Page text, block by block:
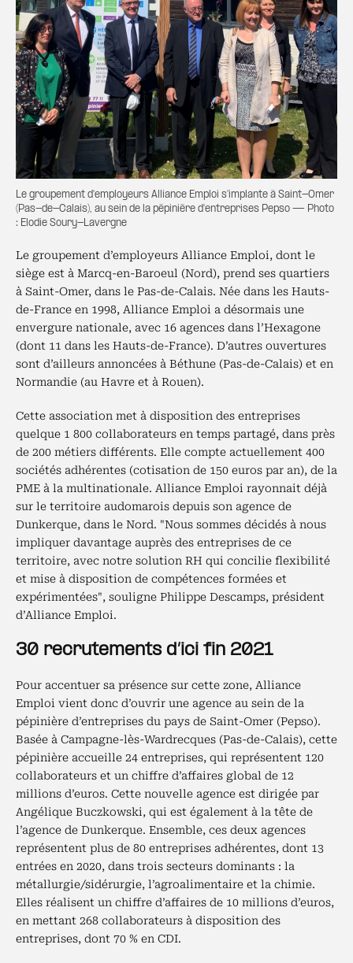
Le groupement d'employeurs Alliance Emploi s'implante à Saint-Omer
(Pas-de-Calais), au sein de la pépinière d'entreprises Pepso — Photo
: Elodie Soury-Lavergne
Le groupement d’employeurs Alliance Emploi, dont le
siège est à Marcq-en-Baroeul (Nord), prend ses quartiers
à Saint-Omer, dans le Pas-de-Calais. Née dans les Hauts-
de-France en 1998, Alliance Emploi a désormais une
envergure nationale, avec 16 agences dans l’Hexagone
(dont 11 dans les Hauts-de-France). D’autres ouvertures
sont d’ailleurs annoncées à Béthune (Pas-de-Calais) et en
Normandie (au Havre et à Rouen).
Cette association met à disposition des entreprises
quelque 1 800 collaborateurs en temps partagé, dans près
de 200 métiers différents. Elle compte actuellement 400
sociétés adhérentes (cotisation de 150 euros par an), de la
PME à la multinationale. Alliance Emploi rayonnait déjà
sur le territoire audomarois depuis son agence de
Dunkerque, dans le Nord. "Nous sommes décidés à nous
impliquer davantage auprès des entreprises de ce
territoire, avec notre solution RH qui concilie flexibilité
et mise à disposition de compétences formées et
expérimentées", souligne Philippe Descamps, président
d’Alliance Emploi.
30 recrutements d’ici fin 2021
Pour accentuer sa présence sur cette zone, Alliance
Emploi vient donc d’ouvrir une agence au sein de la
pépinière d’entreprises du pays de Saint-Omer (Pepso).
Basée à Campagne-lès-Wardrecques (Pas-de-Calais), cette
pépinière accueille 24 entreprises, qui représentent 120
collaborateurs et un chiffre d’affaires global de 12
millions d’euros. Cette nouvelle agence est dirigée par
Angélique Buczkowski, qui est également à la tête de
l’agence de Dunkerque. Ensemble, ces deux agences
représentent plus de 80 entreprises adhérentes, dont 13
entrées en 2020, dans trois secteurs dominants : la
métallurgie/sidérurgie, l’agroalimentaire et la chimie.
Elles réalisent un chiffre d’affaires de 10 millions d’euros,
en mettant 268 collaborateurs à disposition des
entreprises, dont 70 % en CDI.